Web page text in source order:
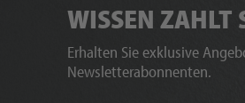
WISSEN ZAHLT
Erhalten Sie exklusive
Newsletterabonnenten.